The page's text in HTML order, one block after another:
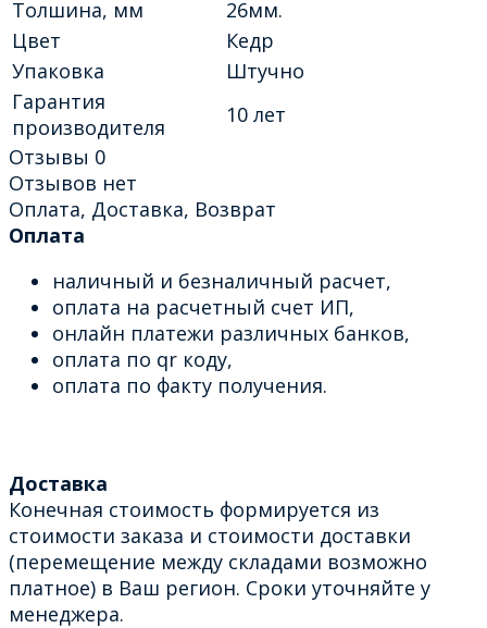
Толшина, мм
26мм.
Цвет
Кедр
Упаковка
Штучно
Гарантия
производителя
10 лет
Отзывы 0
Отзывов нет
Оплата, Доставка, Возврат
Оплата
наличный и безналичный расчет,
оплата на расчетный счет ИП,
онлайн платежи различных банков,
оплата по qr коду,
оплата по факту получения.
Доставка
Конечная стоимость формируется из
стоимости заказа и стоимости доставки
(перемещение между складами возможно
платное) в Ваш регион. Сроки уточняйте у
менеджера.